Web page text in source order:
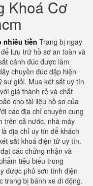
Khoá Cơ
nhiêu tiền Trang bị ngay
lưu trữ hồ sơ an toàn và
cánh đúc được làm
chuyền đúc dập hiện
sư giỏi. Mua két sắt uy tín
giá thành rẻ và chất
cho tài liệu hồ sơ của
các địa chỉ chuyên cung
trên cả nước. nhà máy
địa chỉ uy tín để khách
sắt khoá điện tử uy tín.
các chứng nhận và
tiêu biểu trong
được phủ sơn tĩnh điện
trang bị bánh xe di động.